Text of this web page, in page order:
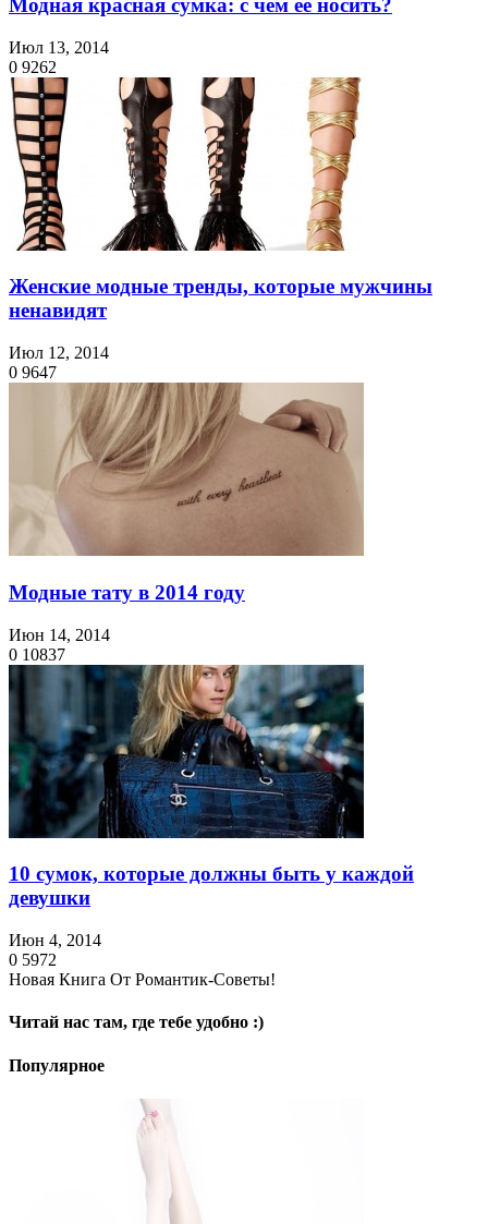
Модная красная сумка: с чем ее носить?
Июл 13, 2014
0 9262
Женские модные тренды, которые мужчины
ненавидят
Июл 12, 2014
0 9647
Модные тату в 2014 году
Июн 14, 2014
0 10837
10 сумок, которые должны быть у каждой
девушки
Июн 4, 2014
0 5972
Новая Книга От Романтик-Советы!
Читай нас там, где тебе удобно :)
Популярное